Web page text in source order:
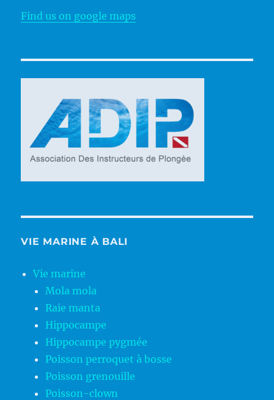
Find us on google maps
VIE MARINE À BALI
Vie marine
Mola mola
Raie manta
Hippocampe
Hippocampe pygmée
Poisson perroquet à bosse
Poisson grenouille
Poisson-clown